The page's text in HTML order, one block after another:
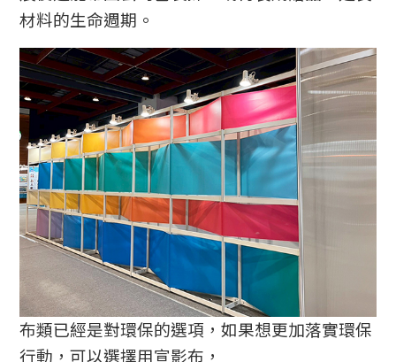
材料的生命週期。
布類已經是對環保的選項，如果想更加落實環保
行動，可以選擇用宣影布，